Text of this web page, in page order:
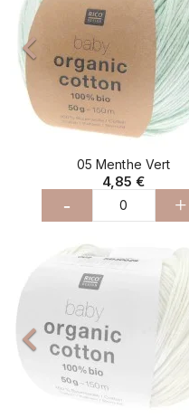

05 Menthe Vert
4,85 €
- +
